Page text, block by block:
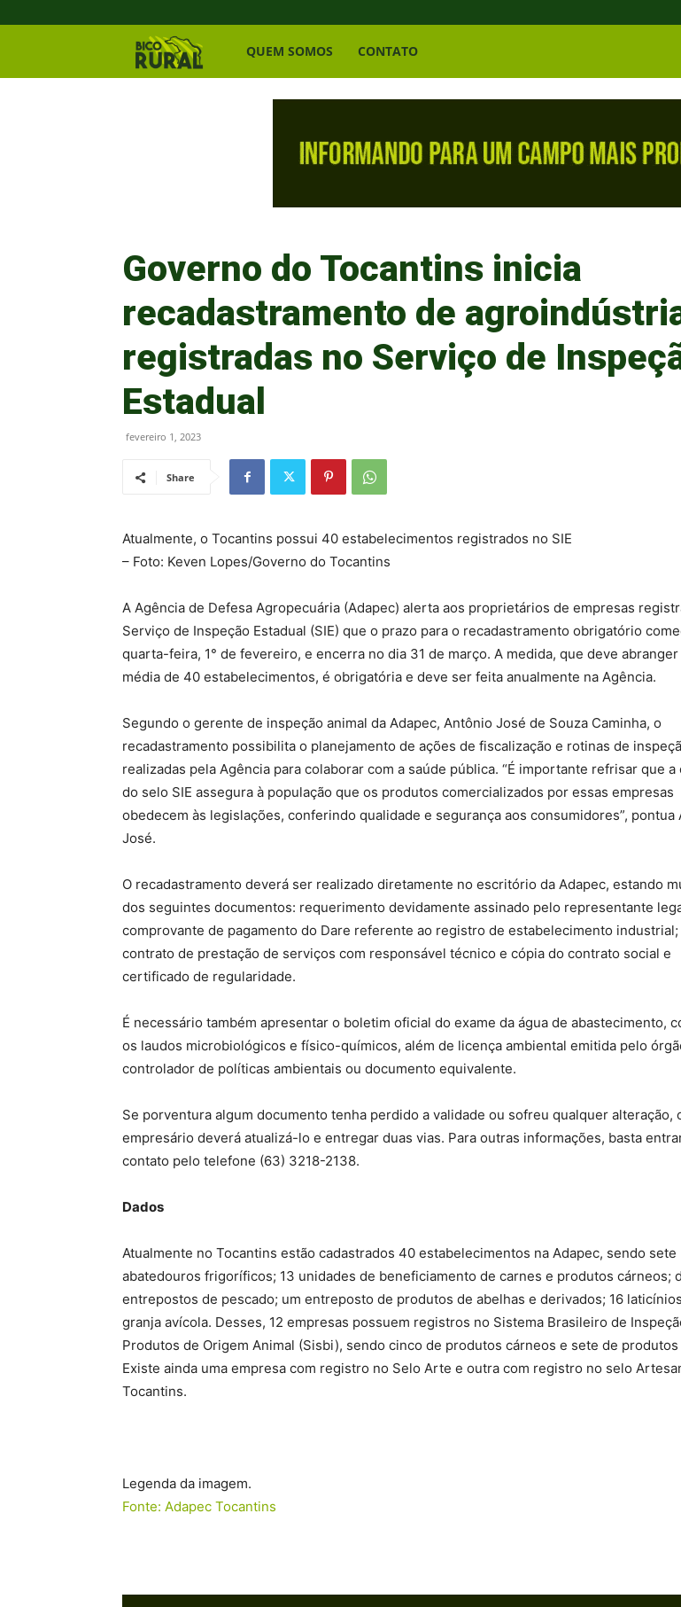
Bico
QUEM SOMOS CONTATO
Governo do Tocantins inicia
recadastramento de
registradas no Serviço de
Estadual
fevereiro 1, 2023
Share
Atualmente, o Tocantins possui 40 estabelecimentos registrados no SIE
– Foto: Keven Lopes/Governo do Tocantins
A Agência de Defesa Agropecuária (Adapec) alerta aos proprietários de empresas
Serviço de Inspeção Estadual (SIE) que o prazo para o recadastramento obrigatório
quarta-feira, 1° de fevereiro, e encerra no dia 31 de março. A medida, que deve abranger
média de 40 estabelecimentos, é obrigatória e deve ser feita anualmente na Agência.
Segundo o gerente de inspeção animal da Adapec, Antônio José de Souza Caminha, o
recadastramento possibilita o planejamento de ações de fiscalização e rotinas de
realizadas pela Agência para colaborar com a saúde pública. “É importante refrisar que a
do selo SIE assegura à população que os produtos comercializados por essas empresas
obedecem às legislações, conferindo qualidade e segurança aos consumidores”, pontua
José.
O recadastramento deverá ser realizado diretamente no escritório da Adapec, estando
dos seguintes documentos: requerimento devidamente assinado pelo representante
comprovante de pagamento do Dare referente ao registro de estabelecimento industrial;
contrato de prestação de serviços com responsável técnico e cópia do contrato social e
certificado de regularidade.
É necessário também apresentar o boletim oficial do exame da água de abastecimento,
os laudos microbiológicos e físico-químicos, além de licença ambiental emitida pelo
controlador de políticas ambientais ou documento equivalente.
Se porventura algum documento tenha perdido a validade ou sofreu qualquer alteração,
empresário deverá atualizá-lo e entregar duas vias. Para outras informações, basta
contato pelo telefone (63) 3218-2138.
Dados
Atualmente no Tocantins estão cadastrados 40 estabelecimentos na Adapec, sendo sete
abatedouros frigoríficos; 13 unidades de beneficiamento de carnes e produtos cárneos;
entrepostos de pescado; um entreposto de produtos de abelhas e derivados; 16
granja avícola. Desses, 12 empresas possuem registros no Sistema Brasileiro de
Produtos de Origem Animal (Sisbi), sendo cinco de produtos cárneos e sete de produtos
Existe ainda uma empresa com registro no Selo Arte e outra com registro no selo
Tocantins.
Legenda da imagem.
Fonte: Adapec Tocantins